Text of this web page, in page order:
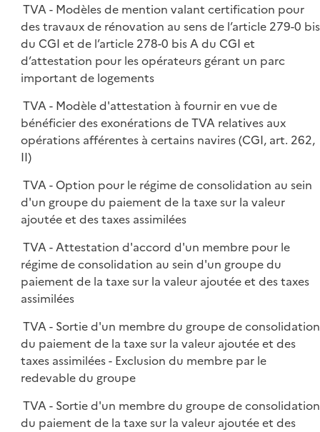
TVA - Modèles de mention valant certification pour
des travaux de rénovation au sens de l’article 279-0 bis
du CGI et de l’article 278-0 bis A du CGI et
d’attestation pour les opérateurs gérant un parc
important de logements
TVA - Modèle d'attestation à fournir en vue de
bénéficier des exonérations de TVA relatives aux
opérations afférentes à certains navires (CGI, art. 262,
II)
TVA - Option pour le régime de consolidation au sein
d'un groupe du paiement de la taxe sur la valeur
ajoutée et des taxes assimilées
TVA - Attestation d'accord d'un membre pour le
régime de consolidation au sein d'un groupe du
paiement de la taxe sur la valeur ajoutée et des taxes
assimilées
TVA - Sortie d'un membre du groupe de consolidation
du paiement de la taxe sur la valeur ajoutée et des
taxes assimilées - Exclusion du membre par le
redevable du groupe
TVA - Sortie d'un membre du groupe de consolidation
du paiement de la taxe sur la valeur ajoutée et des